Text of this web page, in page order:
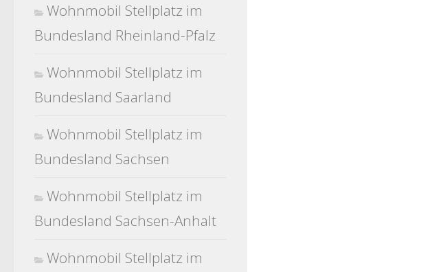
Wohnmobil Stellplatz im
Bundesland Rheinland-Pfalz
Wohnmobil Stellplatz im
Bundesland Saarland
Wohnmobil Stellplatz im
Bundesland Sachsen
Wohnmobil Stellplatz im
Bundesland Sachsen-Anhalt
Wohnmobil Stellplatz im